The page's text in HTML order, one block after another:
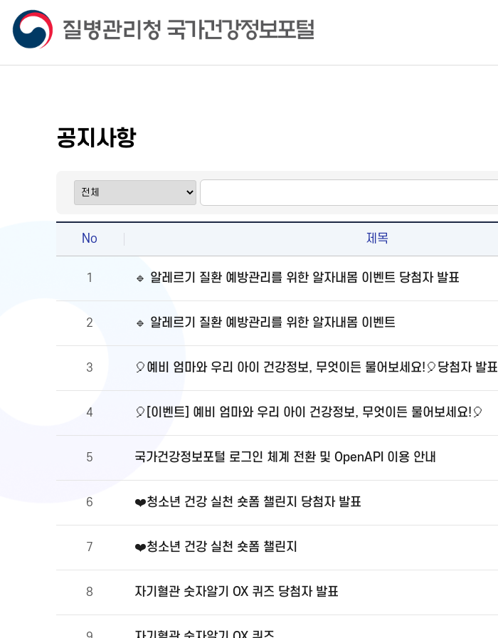
공지사항
No 제목
1 🔹 알레르기 질환 예방관리를 위한 알자내몸 이벤트 당첨자 발표
2 🔹 알레르기 질환 예방관리를 위한 알자내몸 이벤트
3 🎈예비 엄마와 우리 아이 건강정보, 무엇이든 물어보세요!🎈당첨자 발표
4 🎈[이벤트] 예비 엄마와 우리 아이 건강정보, 무엇이든 물어보세요!🎈
5 국가건강정보포털 로그인 체계 전환 및 OpenAPI 이용 안내
6 ❤️청소년 건강 실천 숏폼 챌린지 당첨자 발표
7 ❤️청소년 건강 실천 숏폼 챌린지
8 자기혈관 숫자알기 OX 퀴즈 당첨자 발표